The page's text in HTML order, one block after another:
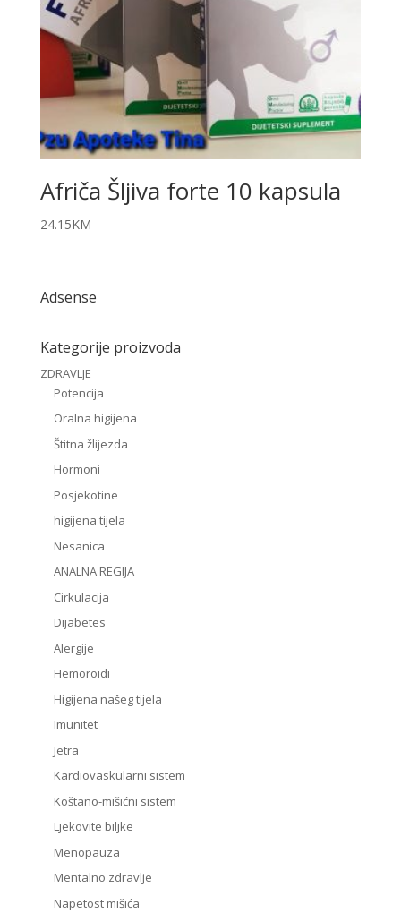
Afriča Šljiva forte 10 kapsula
24.15KM
Adsense
Kategorije proizvoda
ZDRAVLJE
Potencija
Oralna higijena
Štitna žlijezda
Hormoni
Posjekotine
higijena tijela
Nesanica
ANALNA REGIJA
Cirkulacija
Dijabetes
Alergije
Hemoroidi
Higijena našeg tijela
Imunitet
Jetra
Kardiovaskularni sistem
Koštano-mišićni sistem
Ljekovite biljke
Menopauza
Mentalno zdravlje
Napetost mišića